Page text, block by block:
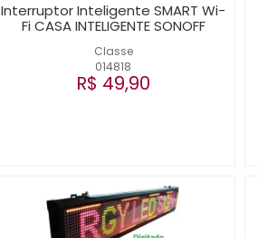
Classe
014818
Interruptor Inteligente SMART Wi-
Fi CASA INTELIGENTE SONOFF
R$ 49,90